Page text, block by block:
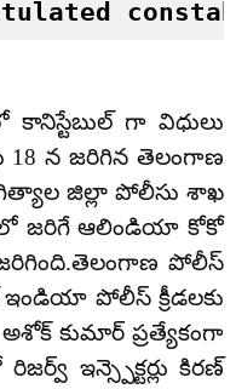
కానిస్టేబుల్ గా విధులు
18 న జరిగిన తెలంగాణ
జిల్లా పోలీసు శాఖ
జరిగే ఆలిండియా కోకో
పోలీస్
పోలీస్ క్రీడలకు
అశోక్ కుమార్ ప్రత్యేకంగా
ఇన్స్పెక్టర్లు కిరణ్